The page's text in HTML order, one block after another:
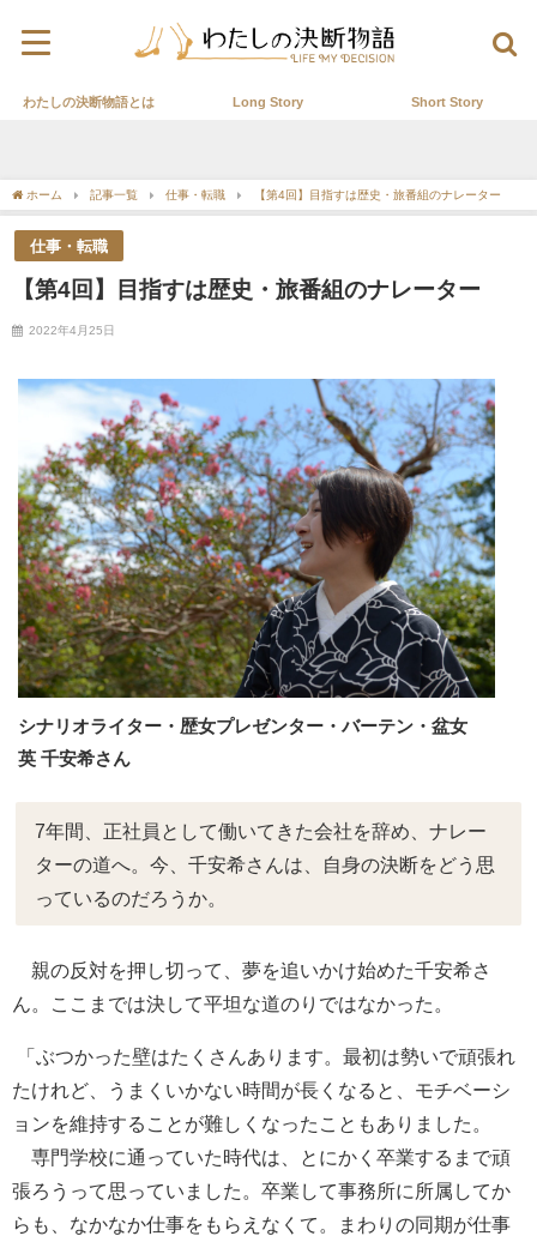
わたしの決断物語とは Long Story Short Story
ホーム 記事一覧 仕事・転職 【第4回】目指すは歴史・旅番組のナレーター
仕事・転職
【第4回】目指すは歴史・旅番組のナレーター
2022年4月25日
シナリオライター・歴女プレゼンター・バーテン・盆女
英 千安希さん
7年間、正社員として働いてきた会社を辞め、ナレー
ターの道へ。今、千安希さんは、自身の決断をどう思
っているのだろうか。
親の反対を押し切って、夢を追いかけ始めた千安希さ
ん。ここまでは決して平坦な道のりではなかった。
「ぶつかった壁はたくさんあります。最初は勢いで頑張れ
たけれど、うまくいかない時間が長くなると、モチベーシ
ョンを維持することが難しくなったこともありました。
専門学校に通っていた時代は、とにかく卒業するまで頑
張ろうって思っていました。卒業して事務所に所属してか
らも、なかなか仕事をもらえなくて。まわりの同期が仕事